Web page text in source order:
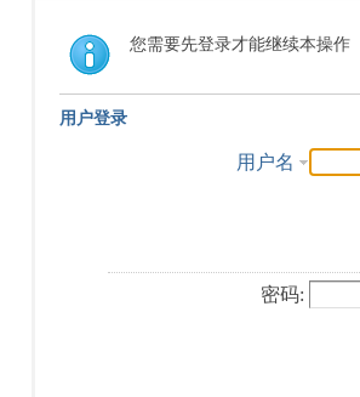
您需要先登录才能继续本操作
用户登录
用户名
密码: